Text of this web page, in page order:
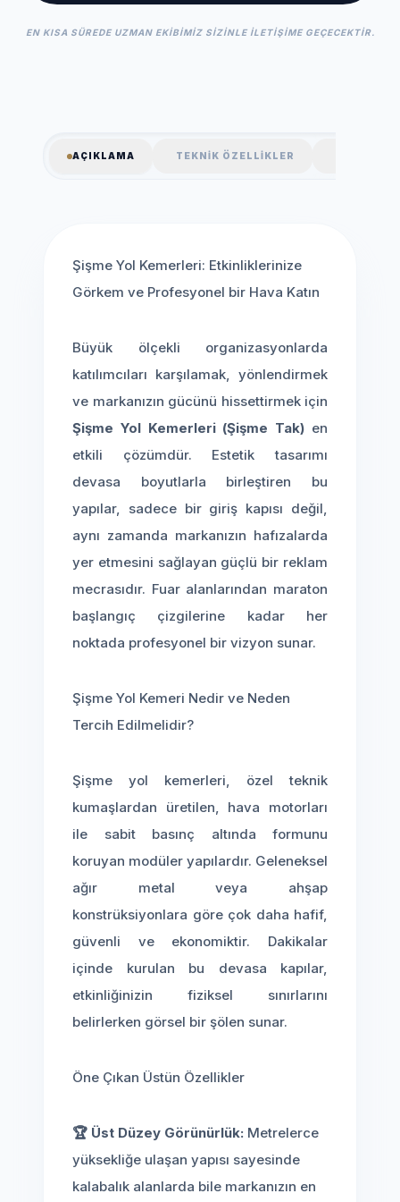
EN KISA SÜREDE UZMAN EKIBIMIZ SIZINLE ILETIŞIME GEÇECEKTIR.
AÇIKLAMA TEKNIK ÖZELLIKLER
Şişme Yol Kemerleri: Etkinliklerinize
Görkem ve Profesyonel bir Hava Katın
Büyük ölçekli organizasyonlarda
katılımcıları karşılamak, yönlendirmek
ve markanızın gücünü hissettirmek için
Şişme Yol Kemerleri (Şişme Tak) en
etkili çözümdür. Estetik tasarımı
devasa boyutlarla birleştiren bu
yapılar, sadece bir giriş kapısı değil,
aynı zamanda markanızın hafızalarda
yer etmesini sağlayan güçlü bir reklam
mecrasıdır. Fuar alanlarından maraton
başlangıç çizgilerine kadar her
noktada profesyonel bir vizyon sunar.
Şişme Yol Kemeri Nedir ve Neden
Tercih Edilmelidir?
Şişme yol kemerleri, özel teknik
kumaşlardan üretilen, hava motorları
ile sabit basınç altında formunu
koruyan modüler yapılardır. Geleneksel
ağır metal veya ahşap
konstrüksiyonlara göre çok daha hafif,
güvenli ve ekonomiktir. Dakikalar
içinde kurulan bu devasa kapılar,
etkinliğinizin fiziksel sınırlarını
belirlerken görsel bir şölen sunar.
Öne Çıkan Üstün Özellikler
🏆 Üst Düzey Görünürlük: Metrelerce
yüksekliğe ulaşan yapısı sayesinde
kalabalık alanlarda bile markanızın en